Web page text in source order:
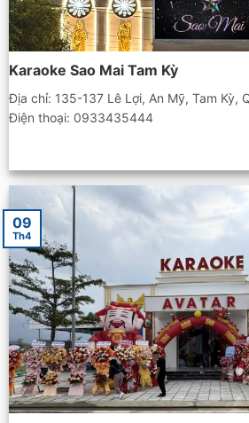
Karaoke Sao Mai Tam Kỳ
Địa chỉ: 135-137 Lê Lợi, An Mỹ, Tam Kỳ,
Điện thoại: 0933435444
09
Th4